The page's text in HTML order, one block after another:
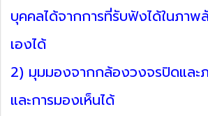
บุคคลได้จากการที่รับฟังได้ในภา
เองได้
2) มุมมองจากกล้องวงจรปิดและ
และการมองเห็นได้